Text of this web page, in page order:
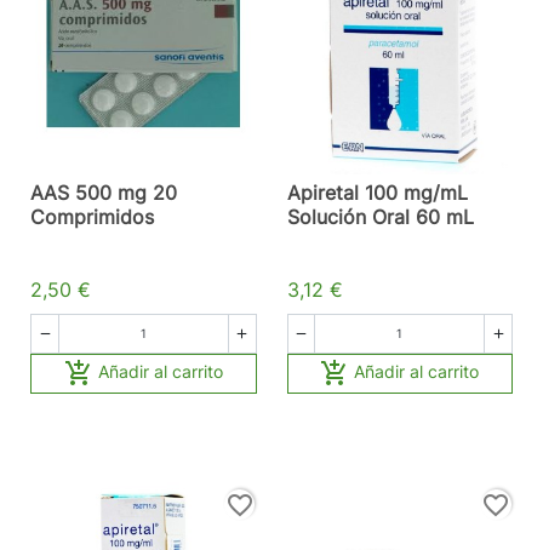
AAS 500 mg 20
Comprimidos
2,50 €
 
 Añadir al carrito
Apiretal 100 mg/mL
Solución Oral 60 mL
3,12 €
 
 Añadir al carrito
favorite_border favorite_border